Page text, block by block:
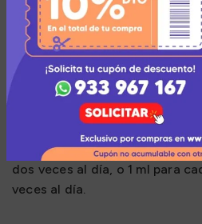
felinos, mustélidos, aves,
Ideal para procesos de
convalescencia y para
crecimiento de los animales.
Dosificación:
Caninos y felinos, administrar
dos veces al día, o 1 ml para
veces al día.